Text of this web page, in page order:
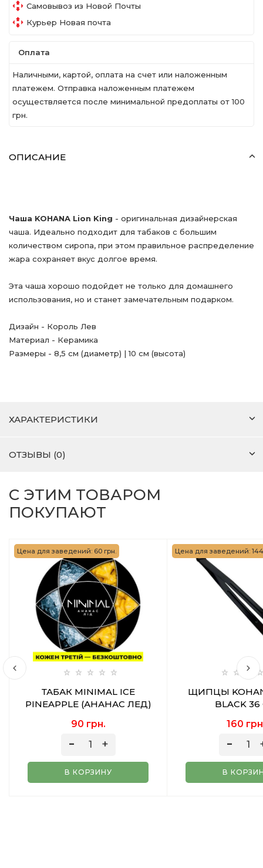
Самовывоз из Новой Почты
Курьер Новая почта
Оплата
Наличными, картой, оплата на счет или наложенным
платежем. Отправка наложенным платежем
осуществляется после минимальной предоплаты от 100
грн.
ОПИСАНИЕ
Чаша KOHANA Lion King - оригинальная дизайнерская
чаша. Идеально подходит для табаков с большим
количеством сиропа, при этом правильное распределение
жара сохраняет вкус долгое время.
Эта чаша хорошо подойдет не только для домашнего
использования, но и станет замечательным подарком.
Дизайн - Король Лев
Материал - Керамика
Размеры - 8,5 см (диаметр) | 10 см (высота)
ХАРАКТЕРИСТИКИ
ОТЗЫВЫ (0)
С ЭТИМ ТОВАРОМ
ПОКУПАЮТ
Цена для заведений: 60 грн.
ТАБАК MINIMAL ICE
PINEAPPLE (АНАНАС ЛЕД)
90 грн.
В КОРЗИНУ
Цена для заведений: 144
ЩИПЦЫ
BLACK
160
В